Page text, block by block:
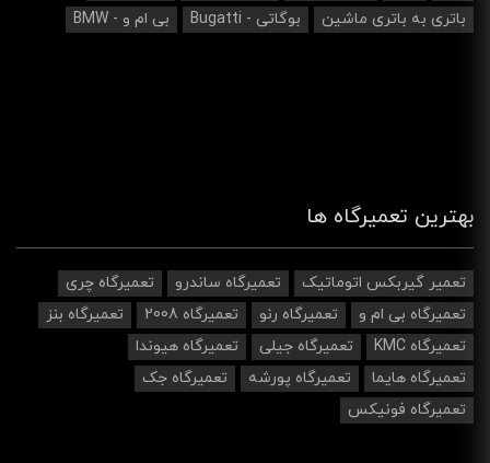
باتری به باتری ماشین
بوگاتی - Bugatti بی ام و - BMW
بهترین تعمیرگاه ها
تعمیر گیربکس اتوماتیک تعمیرگاه ساندرو
تعمیرگاه چری
تعمیرگاه بی ام و
تعمیرگاه رنو تعمیرگاه 2008
تعمیرگاه بنز
تعمیرگاه KMC
تعمیرگاه جیلی
تعمیرگاه هیوندا
تعمیرگاه هایما
تعمیرگاه پورشه
تعمیرگاه جک
تعمیرگاه فونیکس